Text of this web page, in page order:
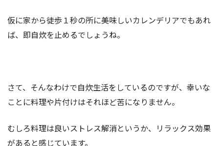
仮に家から徒歩１秒の所に美味しいカレンデリアでもあれ
ば、即自炊を止めるでしょうね。
さて、そんなわけで自炊生活をしているのですが、幸いな
ことに料理や片付けはそれほど苦になりません。
むしろ料理は良いストレス解消というか、リラックス効果
があると感じています。